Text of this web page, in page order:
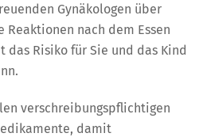
Gynäkologen über
Reaktionen nach dem Essen
das Risiko für Sie und das Kind
verschreibungspflichtigen
damit